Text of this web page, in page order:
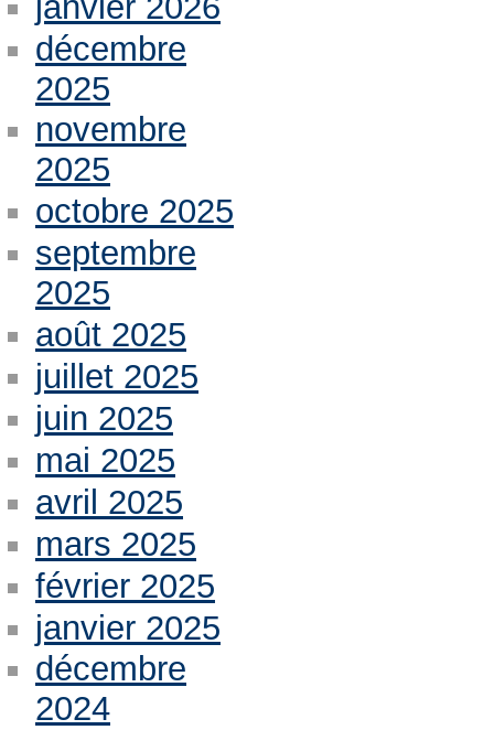
décembre
2025
novembre
2025
octobre 2025
septembre
2025
août 2025
juillet 2025
juin 2025
mai 2025
avril 2025
mars 2025
février 2025
janvier 2025
décembre
2024